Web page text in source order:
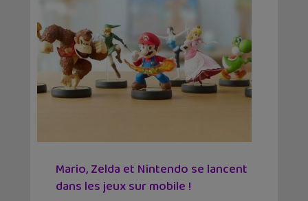
Mario, Zelda et Nintendo se lancent
dans les jeux sur mobile !